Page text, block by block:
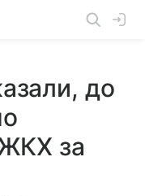
до
за